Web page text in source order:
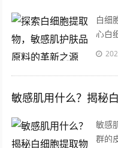
白细
心白
离出
敏感肌用什么？揭秘
敏感
群的